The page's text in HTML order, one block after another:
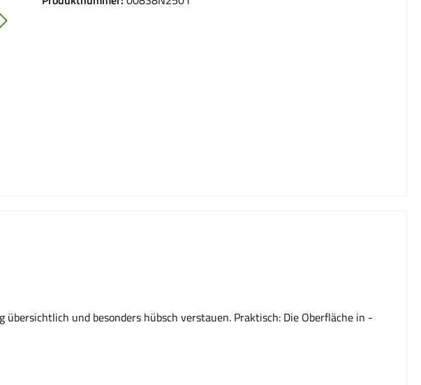
übersichtlich und ­besonders hübsch verstauen. Praktisch: Die Oberfläche in